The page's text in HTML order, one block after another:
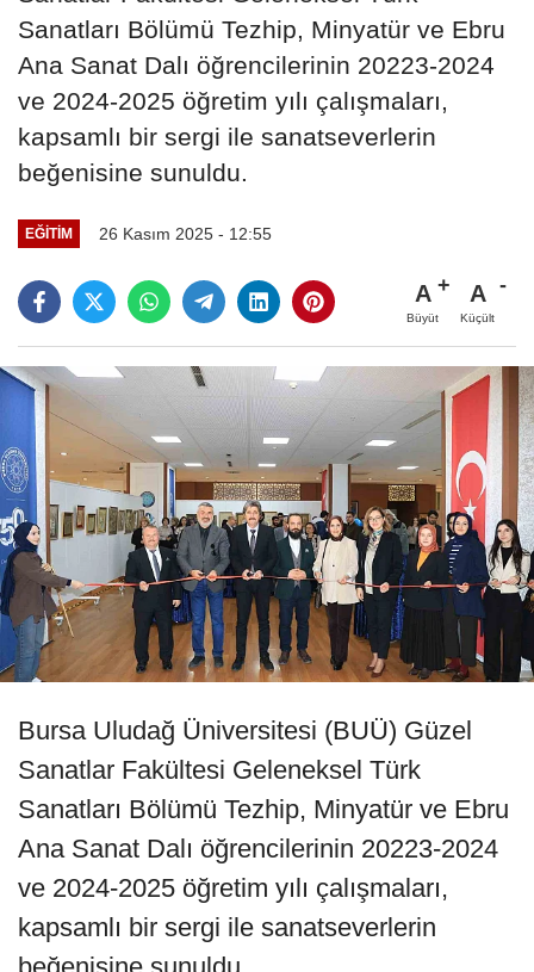
Sanatları Bölümü Tezhip, Minyatür ve Ebru
Ana Sanat Dalı öğrencilerinin 20223-2024
ve 2024-2025 öğretim yılı çalışmaları,
kapsamlı bir sergi ile sanatseverlerin
beğenisine sunuldu.
EĞITIM 26 Kasım 2025 - 12:55
A
Büyüt
A
Küçült
Bursa Uludağ Üniversitesi (BUÜ) Güzel
Sanatlar Fakültesi Geleneksel Türk
Sanatları Bölümü Tezhip, Minyatür ve Ebru
Ana Sanat Dalı öğrencilerinin 20223-2024
ve 2024-2025 öğretim yılı çalışmaları,
kapsamlı bir sergi ile sanatseverlerin